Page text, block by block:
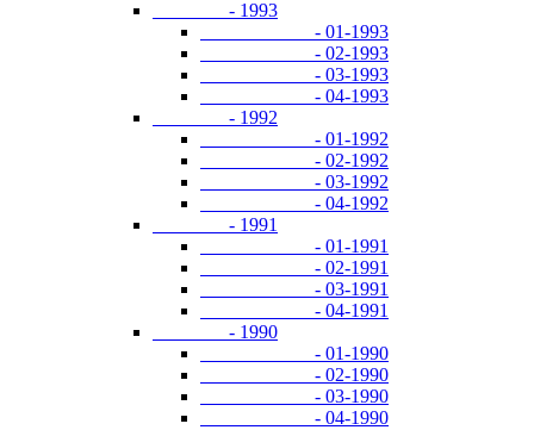
- 1993
- 01-1993
- 02-1993
- 03-1993
- 04-1993
- 1992
- 01-1992
- 02-1992
- 03-1992
- 04-1992
- 1991
- 01-1991
- 02-1991
- 03-1991
- 04-1991
- 1990
- 01-1990
- 02-1990
- 03-1990
- 04-1990